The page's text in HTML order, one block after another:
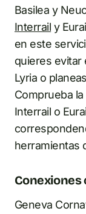
Basilea y
Interrail y
en este
quieres evitar
Lyria o
Comprueba
Interrail o
herramientas
Conexiones
Geneva